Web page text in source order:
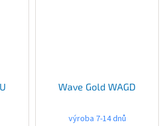
Wave Gold WAGD
výroba 7-14 dnů